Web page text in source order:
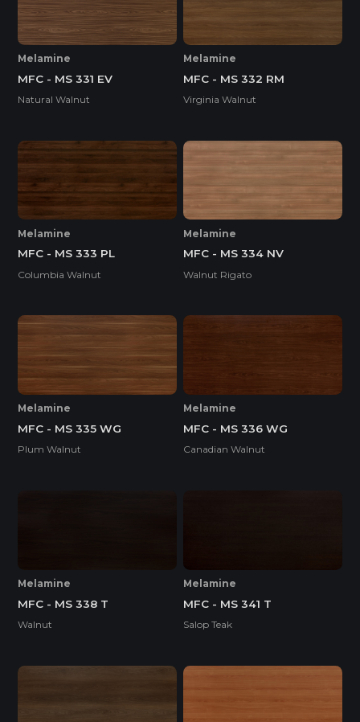
Melamine
MFC - MS 331 EV
Natural Walnut
Melamine
MFC - MS 332 RM
Virginia Walnut
Melamine
MFC - MS 333 PL
Columbia Walnut
Melamine
MFC - MS 334 NV
Walnut Rigato
Melamine
MFC - MS 335 WG
Plum Walnut
Melamine
MFC - MS 336 WG
Canadian Walnut
Melamine
MFC - MS 338 T
Walnut
Melamine
MFC - MS 341 T
Salop Teak